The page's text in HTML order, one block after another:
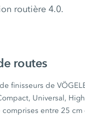
routière 4.0.
routes
finisseurs de
Universal,
entre 25